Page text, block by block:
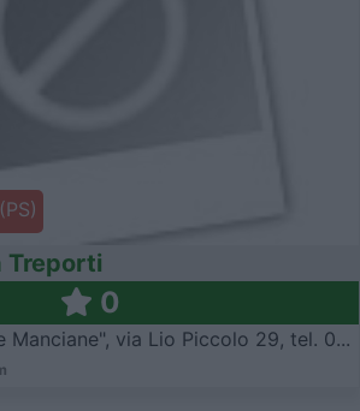
Treporti
0
Manciane", via Lio Piccolo 29, tel. 0...